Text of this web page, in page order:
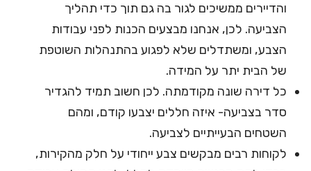
והדיירים ממשיכים לגור בה גם תוך כדי תהליך
הצביעה. לכן, אנחנו מבצעים הכנות לפני עבודות
הצבע, ומשתדלים שלא לפגוע בהתנהלות השוטפת
של הבית יתר על המידה.
כל דירה שונה מקודמתה. לכן חשוב תמיד להגדיר
סדר בצביעה- איזה חללים יצבעו קודם, ומהם
השטחים הבעייתיים לצביעה.
לקוחות רבים מבקשים צבע ייחודי על חלק מהקירות,